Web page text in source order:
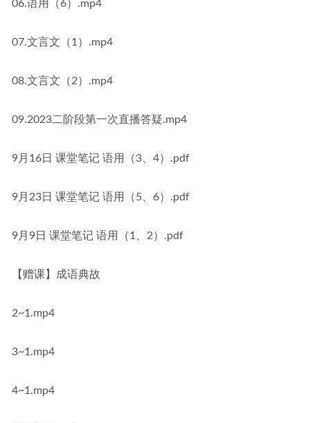
06.语用（6）.mp4
07.文言文（1）.mp4
08.文言文（2）.mp4
09.2023二阶段第一次直播答疑.mp4
9月16日 课堂笔记 语用（3、4）.pdf
9月23日 课堂笔记 语用（5、6）.pdf
9月9日 课堂笔记 语用（1、2）.pdf
【赠课】成语典故
2~1.mp4
3~1.mp4
4~1.mp4